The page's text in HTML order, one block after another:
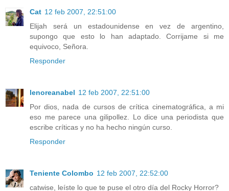
Cat 12 feb 2007, 22:51:00
Elijah será un estadounidense en vez de argentino,
supongo que esto lo han adaptado. Corrijame si me
equivoco, Señora.
Responder
lenoreanabel 12 feb 2007, 22:51:00
Por dios, nada de cursos de crítica cinematográfica, a mi
eso me parece una gilipollez. Lo dice una periodista que
escribe críticas y no ha hecho ningún curso.
Responder
Teniente Colombo 12 feb 2007, 22:52:00
catwise, leíste lo que te puse el otro día del Rocky Horror?